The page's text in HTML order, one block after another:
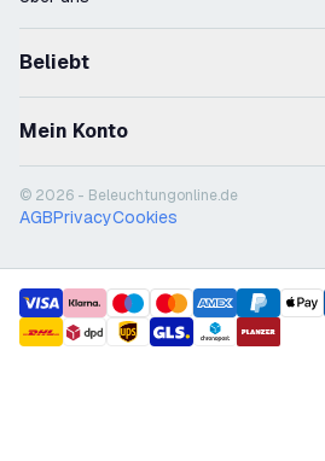
Beliebt
Mein Konto
© 2026 - Beleuchtungonline.de
AGBPrivacyCookies
payment methods
shipment methods